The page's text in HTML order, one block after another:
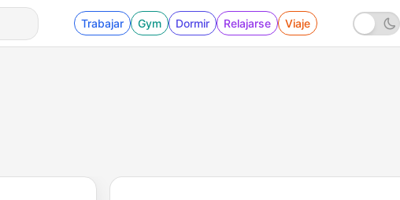
Trabajar Gym Dormir Relajarse Viaje